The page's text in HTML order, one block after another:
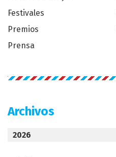
Festivales
Premios
Prensa
Archivos
2026